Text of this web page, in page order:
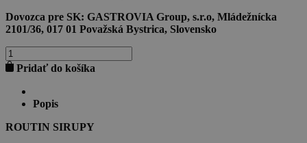
Dovozca pre SK: GASTROVIA Group, s.r.o, Mládežnícka
2101/36, 017 01 Považská Bystrica, Slovensko
množstvo
MAPLE
Pridať do košíka
Popis
ROUTIN SIRUPY